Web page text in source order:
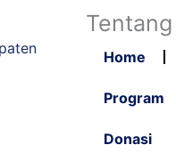
Home
Program
Donasi